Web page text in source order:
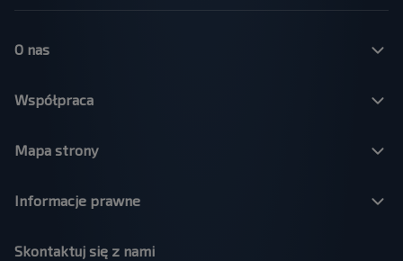
O nas
Współpraca
Mapa strony
Informacje prawne
Skontaktuj się z nami